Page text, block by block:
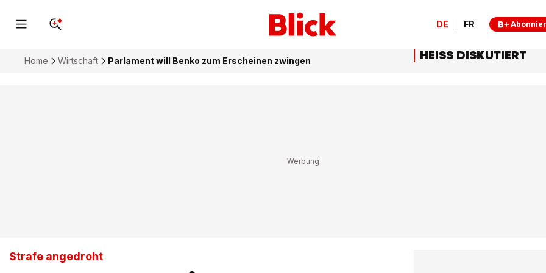
DE FR
Home Wirtschaft Parlament will Benko zum Erscheinen zwingen
Strafe angedroht
HEISS DISKUTIERT